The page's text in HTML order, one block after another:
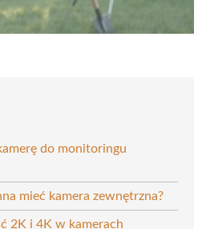
do monitoringu
mieć kamera zewnętrzna?
2K i 4K w kamerach